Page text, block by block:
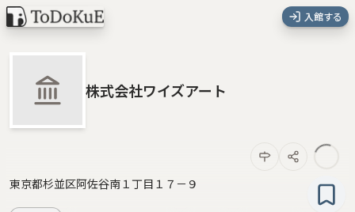
入館する
株式会社ワイズアート
東京都杉並区阿佐谷南１丁目１７－９